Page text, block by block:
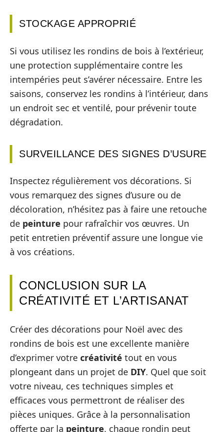
STOCKAGE APPROPRIÉ
Si vous utilisez les rondins de bois à l’extérieur,
une protection supplémentaire contre les
intempéries peut s’avérer nécessaire. Entre les
saisons, conservez les rondins à l’intérieur, dans
un endroit sec et ventilé, pour prévenir toute
dégradation.
SURVEILLANCE DES SIGNES D’USURE
Inspectez régulièrement vos décorations. Si
vous remarquez des signes d’usure ou de
décoloration, n’hésitez pas à faire une retouche
de peinture pour rafraîchir vos œuvres. Un
petit entretien préventif assure une longue vie
à vos créations.
CONCLUSION SUR LA
CRÉATIVITÉ ET L’ARTISANAT
Créer des décorations pour Noël avec des
rondins de bois est une excellente manière
d’exprimer votre créativité tout en vous
plongeant dans un projet de DIY. Quel que soit
votre niveau, ces techniques simples et
efficaces vous permettront de réaliser des
pièces uniques. Grâce à la personnalisation
offerte par la peinture, chaque rondin peut